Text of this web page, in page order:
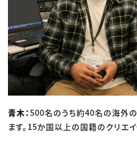
青木：500名のうち約40名の海外
ます。15か国以上の国籍のクリエ